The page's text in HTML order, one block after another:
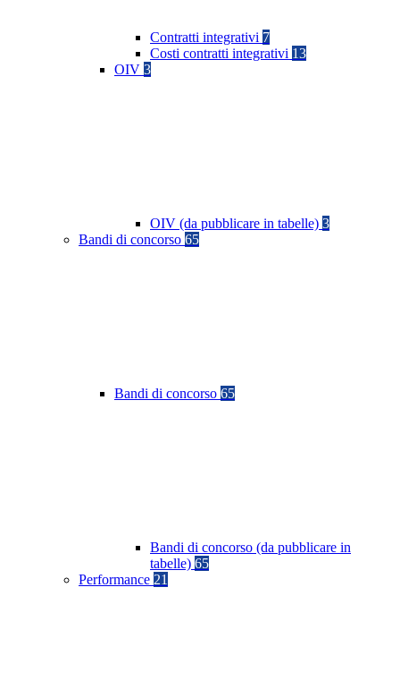
Contratti integrativi 7
Costi contratti integrativi 13
OIV 3
OIV (da pubblicare in tabelle) 3
Bandi di concorso 65
Bandi di concorso 65
Bandi di concorso (da pubblicare in
tabelle) 65
Performance 21